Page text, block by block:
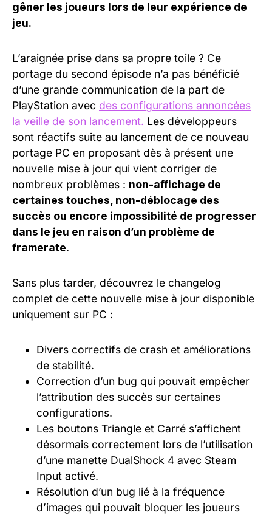
gêner les joueurs lors de leur expérience de
jeu.
L’araignée prise dans sa propre toile ? Ce
portage du second épisode n’a pas bénéficié
d’une grande communication de la part de
PlayStation avec des configurations annoncées
la veille de son lancement. Les développeurs
sont réactifs suite au lancement de ce nouveau
portage PC en proposant dès à présent une
nouvelle mise à jour qui vient corriger de
nombreux problèmes : non-affichage de
certaines touches, non-déblocage des
succès ou encore impossibilité de progresser
dans le jeu en raison d’un problème de
framerate.
Sans plus tarder, découvrez le changelog
complet de cette nouvelle mise à jour disponible
uniquement sur PC :
Divers correctifs de crash et améliorations
de stabilité.
Correction d’un bug qui pouvait empêcher
l’attribution des succès sur certaines
configurations.
Les boutons Triangle et Carré s’affichent
désormais correctement lors de l’utilisation
d’une manette DualShock 4 avec Steam
Input activé.
Résolution d’un bug lié à la fréquence
d’images qui pouvait bloquer les joueurs